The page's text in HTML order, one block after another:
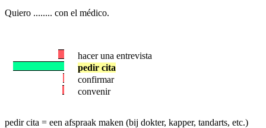
Quiero ........ con el médico.
hacer una entrevista
pedir cita
confirmar
convenir
pedir cita = een afspraak maken (bij dokter, kapper, tandarts, etc.)